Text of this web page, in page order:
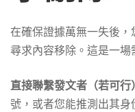
在確保證據萬無一失後
尋求內容移除。這是一場
直接聯繫發文者（若可行）
號，或者您能推測出其